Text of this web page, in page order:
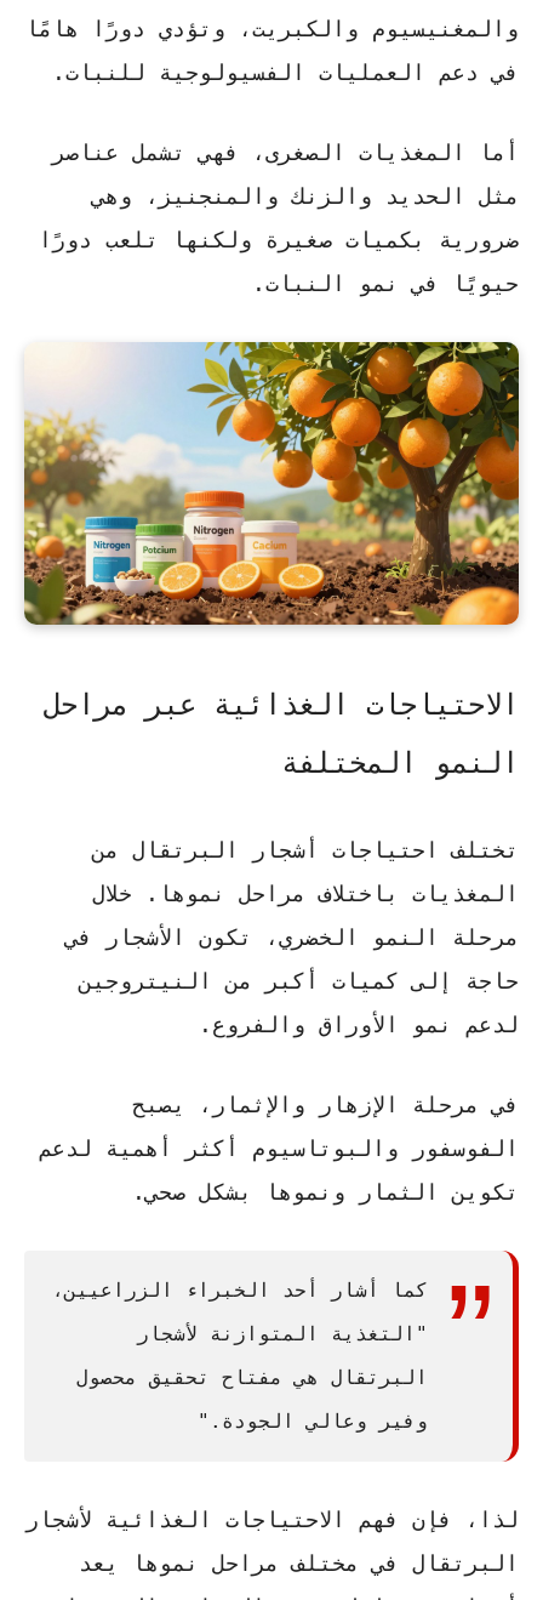
والمغنيسيوم والكبريت، وتؤدي دورًا هامًا
في دعم العمليات الفسيولوجية للنبات.
أما المغذيات الصغرى، فهي تشمل عناصر
مثل
الحديد والزنك والمنجنيز، وهي
ضرورية بكميات صغيرة ولكنها تلعب دورًا
حيويًا في نمو النبات.
الاحتياجات الغذائية عبر مراحل
النمو المختلفة
تختلف احتياجات أشجار البرتقال من
المغذيات باختلاف مراحل نموها. خلال
مرحلة النمو الخضري، تكون الأشجار في
حاجة إلى كميات أكبر من
النيتروجين
لدعم نمو الأوراق والفروع.
في مرحلة الإزهار والإثمار، يصبح
الفوسفور
والبوتاسيوم أكثر أهمية لدعم
تكوين الثمار ونموها بشكل صحي.
كما أشار أحد الخبراء الزراعيين،
"التغذية المتوازنة لأشجار
البرتقال هي مفتاح تحقيق محصول
وفير وعالي الجودة."
لذا، فإن فهم الاحتياجات الغذائية لأشجار
البرتقال في مختلف مراحل نموها يعد